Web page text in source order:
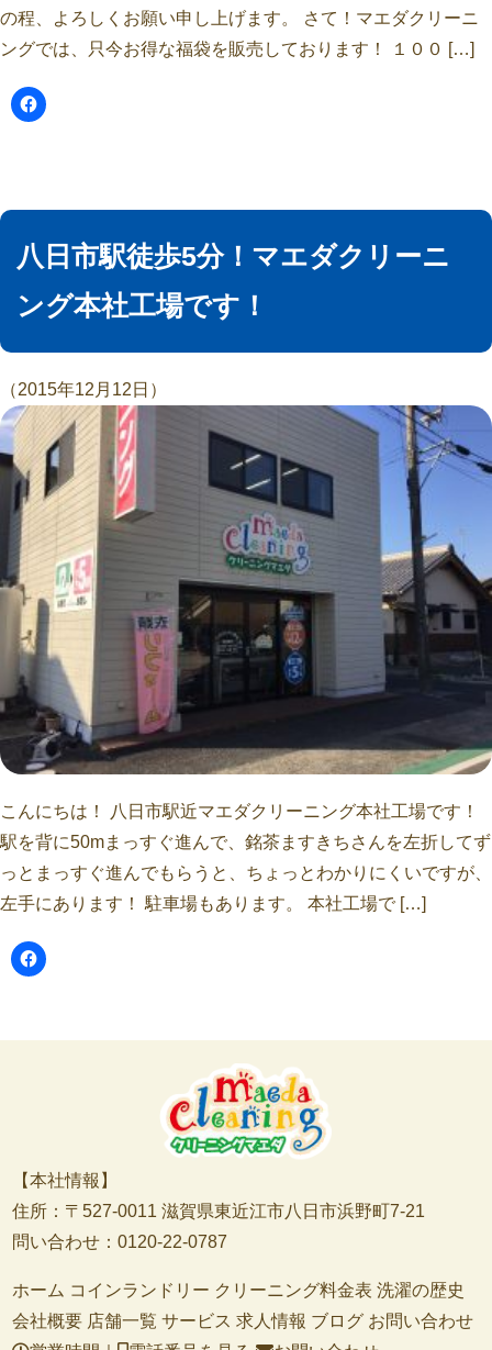
の程、よろしくお願い申し上げます。 さて！マエダクリーニ
ングでは、只今お得な福袋を販売しております！ １００ […]
八日市駅徒歩5分！マエダクリーニ
ング本社工場です！
（2015年12月12日）
こんにちは！ 八日市駅近マエダクリーニング本社工場です！
駅を背に50mまっすぐ進んで、銘茶ますきちさんを左折してず
っとまっすぐ進んでもらうと、ちょっとわかりにくいですが、
左手にあります！ 駐車場もあります。 本社工場で […]
【本社情報】
住所：〒527-0011 滋賀県東近江市八日市浜野町7-21
問い合わせ：0120-22-0787
ホーム コインランドリー クリーニング料金表 洗濯の歴史
会社概要 店舗一覧 サービス 求人情報 ブログ お問い合わせ